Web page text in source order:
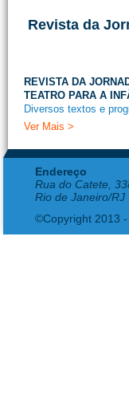
Revista da
REVISTA DA
TEATRO PARA A
Diversos textos e
Ver Mais >
Endereço
Rua do Catete,
Rio de Janeiro/RJ
©Copyright 2013 -